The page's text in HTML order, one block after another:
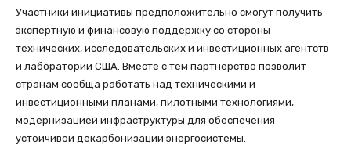
Участники инициативы предположительно смогут получить
экспертную и финансовую поддержку со стороны
технических, исследовательских и инвестиционных агентств
и лабораторий США. Вместе с тем партнерство позволит
странам сообща работать над техническими и
инвестиционными планами, пилотными технологиями,
модернизацией инфраструктуры для обеспечения
устойчивой декарбонизации энергосистемы.